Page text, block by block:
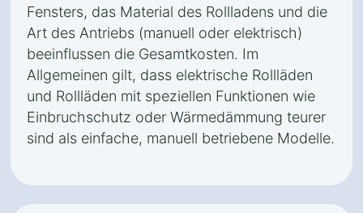
Fensters, das Material des Rollladens und die
Art des Antriebs (manuell oder elektrisch)
beeinflussen die Gesamtkosten. Im
Allgemeinen gilt, dass elektrische Rollläden
und Rollläden mit speziellen Funktionen wie
Einbruchschutz oder Wärmedämmung teurer
sind als einfache, manuell betriebene Modelle.